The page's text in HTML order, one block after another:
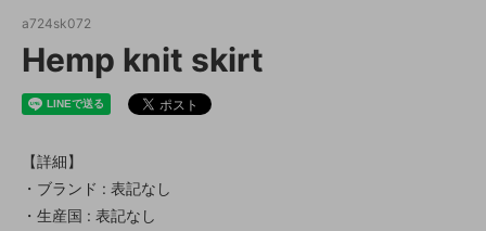
a724sk072
Hemp knit skirt
【詳細】
・ブランド : 表記なし
・生産国 : 表記なし